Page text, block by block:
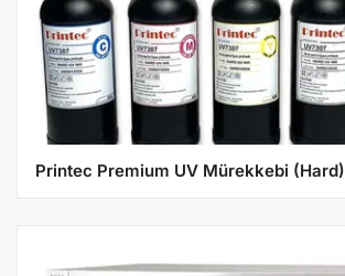
Printec Premium UV Mürekkebi (Hard)